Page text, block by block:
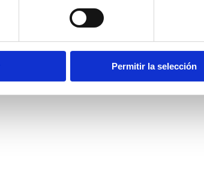
Permitir la selección